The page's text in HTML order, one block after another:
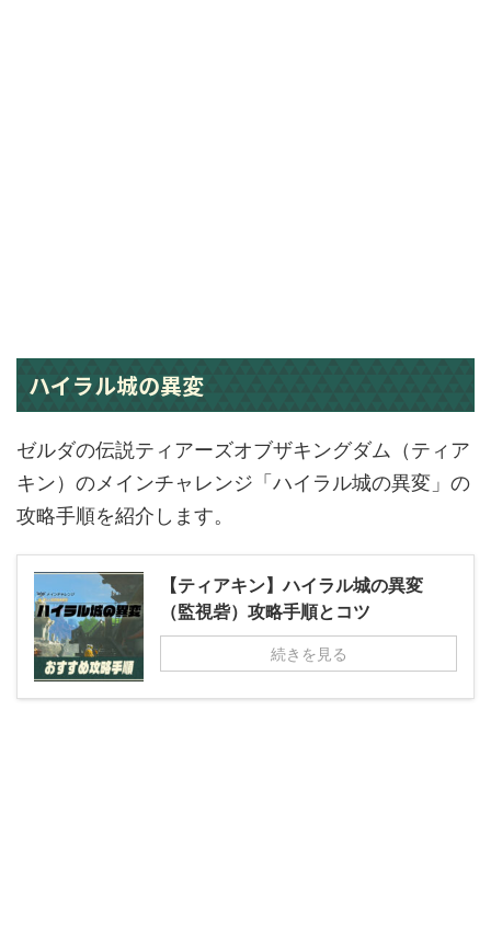
ハイラル城の異変
ゼルダの伝説ティアーズオブザキングダム（ティア
キン）のメインチャレンジ「ハイラル城の異変」の
攻略手順を紹介します。
【ティアキン】ハイラル城の異変
（監視砦）攻略手順とコツ
続きを見る